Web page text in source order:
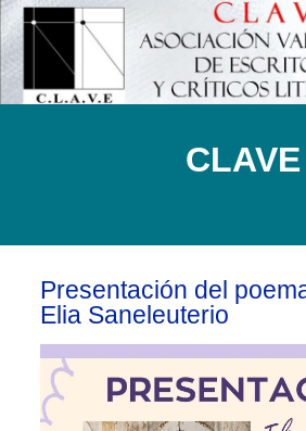
CLAVE
Presentación del
Elia Saneleuterio